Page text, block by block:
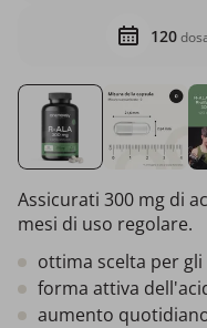
120
Assicurati 300 mg di
mesi di uso regolare.
ottima scelta per
forma attiva
aumento